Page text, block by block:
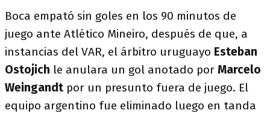
Boca empató sin goles en los 90 minutos de
juego ante Atlético Mineiro, después de que, a
instancias del VAR, el árbitro uruguayo Esteban
Ostojich le anulara un gol anotado por Marcelo
Weingandt por un presunto fuera de juego. El
equipo argentino fue eliminado luego en tanda